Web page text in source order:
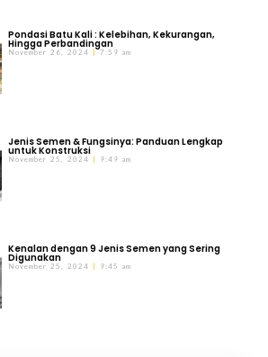
Pondasi Batu Kali : Kelebihan, Kekurangan,
Hingga Perbandingan
November 26, 2024 7:59 am
Jenis Semen & Fungsinya: Panduan Lengkap
untuk Konstruksi
November 25, 2024 9:49 am
Kenalan dengan 9 Jenis Semen yang Sering
Digunakan
November 25, 2024 9:45 am